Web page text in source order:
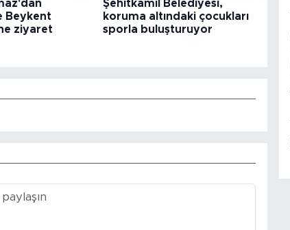
Beykent
ziyaret
Şehitkamil Belediyesi,
koruma altındaki çocukları
sporla buluşturuyor